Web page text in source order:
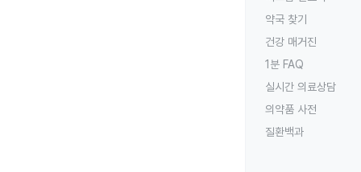
약국 찾기
건강 매거진
1분 FAQ
실시간 의료상담
의약품 사전
질환백과